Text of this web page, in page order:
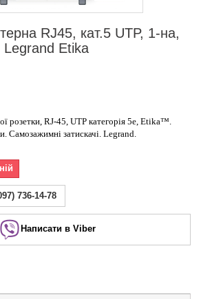
RJ45, кат.5 UTP, 1-на,
Legrand Etika
розетки, RJ-45, UTP категорія 5e, Etika™.
Самозажимні затискачі. Legrand.
736-14-78
Написати в Viber